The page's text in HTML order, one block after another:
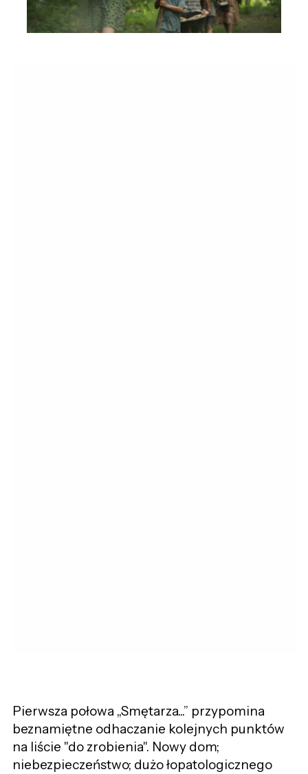
Pierwsza połowa „Smętarza...” przypomina
beznamiętne odhaczanie kolejnych punktów
na liście "do zrobienia". Nowy dom;
niebezpieczeństwo; dużo łopatologicznego